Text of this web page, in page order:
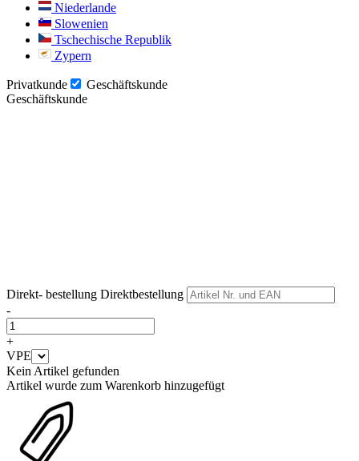
Niederlande
Slowenien
Tschechische Republik
Zypern
Privatkunde
Geschäftskunde
Geschäftskunde
Direkt- bestellung Direktbestellung
-
+
VPE
Kein Artikel gefunden
Artikel wurde zum Warenkorb hinzugefügt